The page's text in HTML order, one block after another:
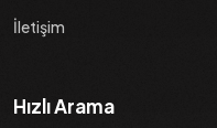
İletişim
Hızlı Arama